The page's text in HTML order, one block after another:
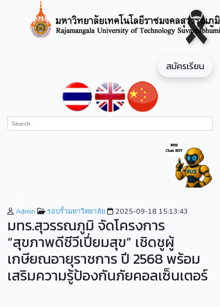
สมัครเรียน
Admin รอบรั้วมหาวิทยาลัย 2025-09-18 15:13:43
มทร.สุวรรณภูมิ จัดโครงการ
“สุขภาพดีชีวีเปี่ยมสุข” เชิดชูผู้
เกษียณอายุราชการ ปี 2568 พร้อม
เสริมความรู้ป้องกันภัยคอลเซ็นเตอร์